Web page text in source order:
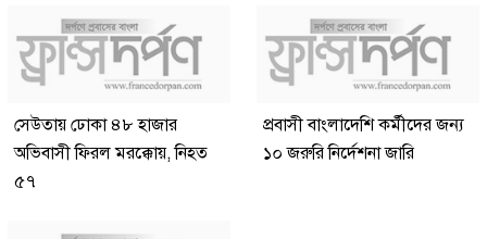
সেউতায় ঢোকা ৪৮ হাজার
অভিবাসী ফিরল মরক্কোয়, নিহত
৫৭
প্রবাসী বাংলাদেশি কর্মীদের জন্য
১০ জরুরি নির্দেশনা জারি